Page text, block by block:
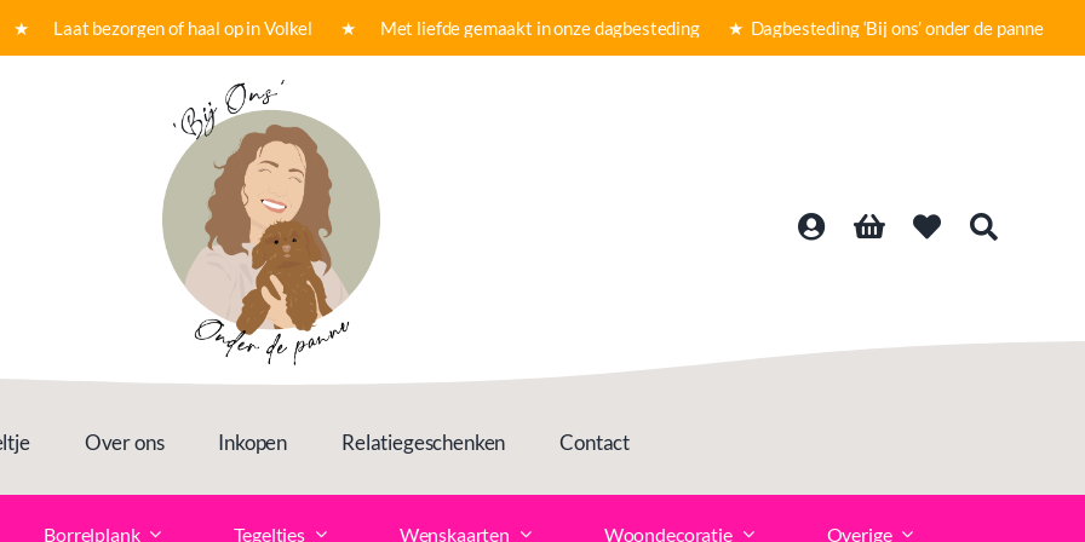
bezorgen of haal op in Volkel ★ Met liefde gemaakt in onze dagbesteding ★ Dagbesteding ‘Bij ons’ onder de panne ★
Over ons Inkopen Relatiegeschenken Contact
Borrelplank Tegeltjes Wenskaarten Woondecoratie Overige